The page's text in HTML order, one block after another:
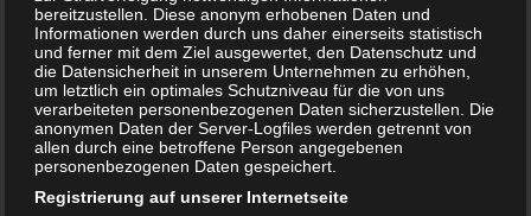
bereitzustellen. Diese anonym erhobenen Daten und
Informationen werden durch uns daher einerseits statistisch
und ferner mit dem Ziel ausgewertet, den Datenschutz und
die Datensicherheit in unserem Unternehmen zu erhöhen,
um letztlich ein optimales Schutzniveau für die von uns
verarbeiteten personenbezogenen Daten sicherzustellen. Die
anonymen Daten der Server-Logfiles werden getrennt von
allen durch eine betroffene Person angegebenen
personenbezogenen Daten gespeichert.
Registrierung auf unserer Internetseite